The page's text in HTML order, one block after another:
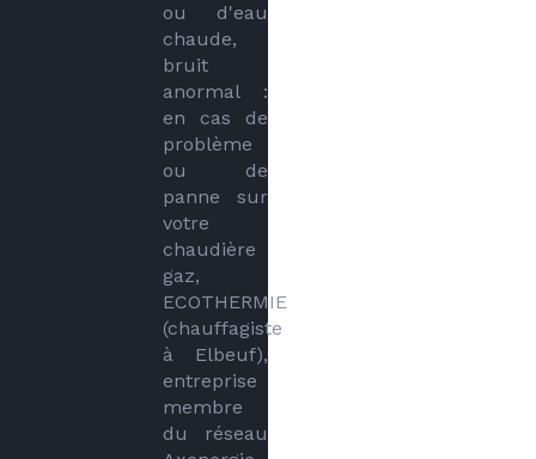
ou d'eau
chaude,
bruit
anormal :
en cas de
problème
ou de
panne sur
votre
chaudière
gaz,
ECOTHERMIE
(chauffagiste
à Elbeuf),
entreprise
membre